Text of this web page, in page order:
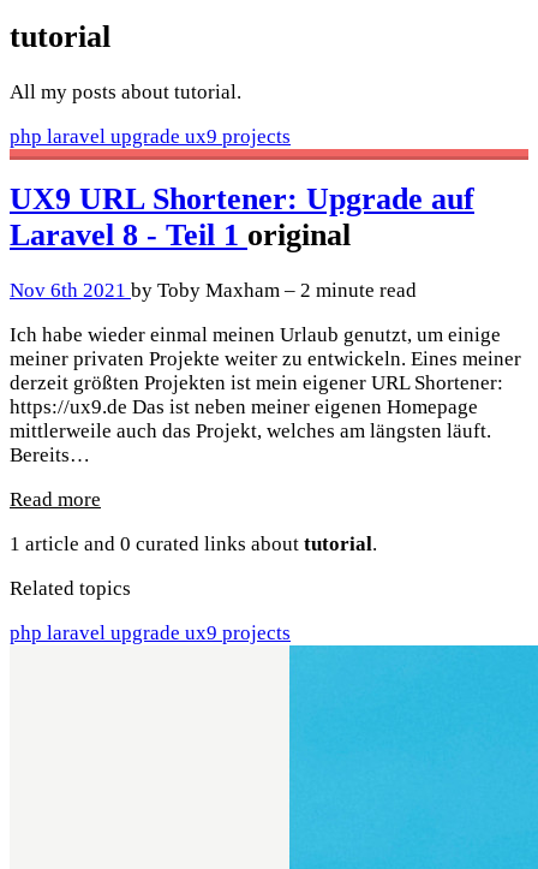
tutorial
All my posts about tutorial.
php laravel upgrade ux9 projects
UX9 URL Shortener: Upgrade auf
Laravel 8 - Teil 1 original
Nov 6th 2021 by Toby Maxham – 2 minute read
Ich habe wieder einmal meinen Urlaub genutzt, um einige
meiner privaten Projekte weiter zu entwickeln. Eines meiner
derzeit größten Projekten ist mein eigener URL Shortener:
https://ux9.de Das ist neben meiner eigenen Homepage
mittlerweile auch das Projekt, welches am längsten läuft.
Bereits…
Read more
1 article and 0 curated links about tutorial.
Related topics
php laravel upgrade ux9 projects